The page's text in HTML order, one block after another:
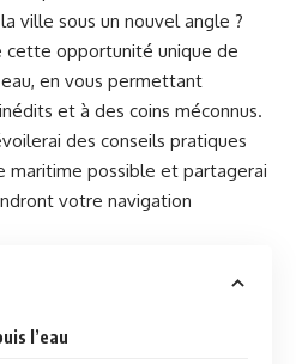
ville sous un nouvel angle ?
cette opportunité unique de
en vous permettant
et à des coins méconnus.
des conseils pratiques
maritime possible et partagerai
votre navigation
l’eau